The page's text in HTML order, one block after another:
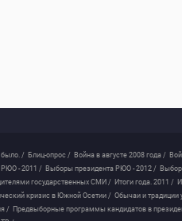
было. / Блиц-опрос / Война в августе 2008 года /
РЮО - 2011 / Выборы президента РЮО - 2012 /
государственных СМИ / Итоги года. 2011 /
кризис в Южной Осетии / Обычаи и традиции
/ Предвыборные программы кандидатов в